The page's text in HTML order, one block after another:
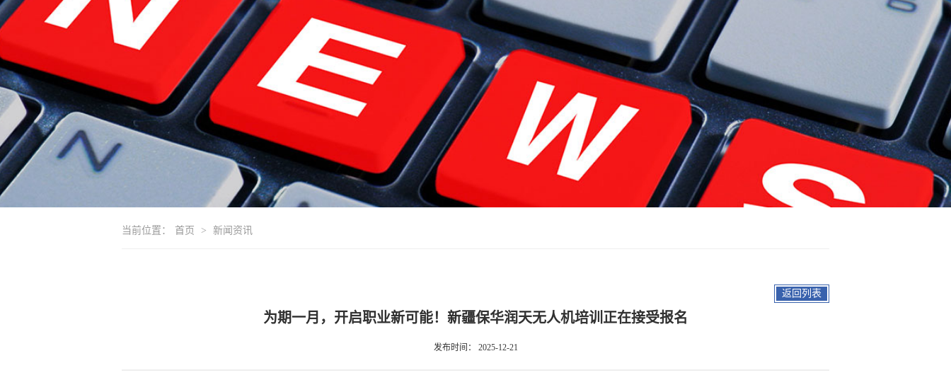
当前位置： 首页 > 新闻资讯
返回列表
为期一月，开启职业新可能！新疆保华润天无人机培训正在接受报名
发布时间： 2025-12-21